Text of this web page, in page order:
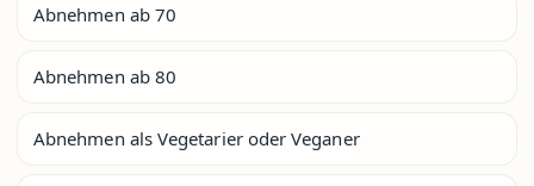
Abnehmen ab 70
Abnehmen ab 80
Abnehmen als Vegetarier oder Veganer